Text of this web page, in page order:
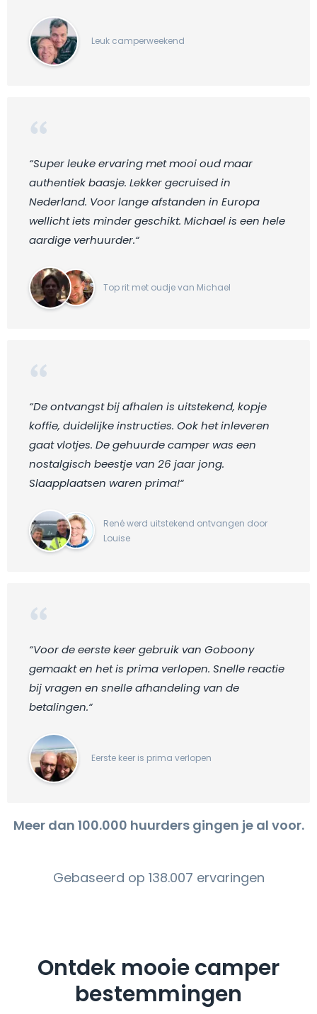
Leuk camperweekend
“Super leuke ervaring met mooi oud maar
authentiek baasje. Lekker gecruised in
Nederland. Voor lange afstanden in Europa
wellicht iets minder geschikt. Michael is een hele
aardige verhuurder.“
Top rit met oudje van Michael
“De ontvangst bij afhalen is uitstekend, kopje
koffie, duidelijke instructies. Ook het inleveren
gaat vlotjes. De gehuurde camper was een
nostalgisch beestje van 26 jaar jong.
Slaapplaatsen waren prima!“
René werd uitstekend ontvangen door
Louise
“Voor de eerste keer gebruik van Goboony
gemaakt en het is prima verlopen. Snelle reactie
bij vragen en snelle afhandeling van de
betalingen.“
Eerste keer is prima verlopen
Meer dan 100.000 huurders gingen je al voor.
Gebaseerd op 138.007 ervaringen
Ontdek mooie camper
bestemmingen